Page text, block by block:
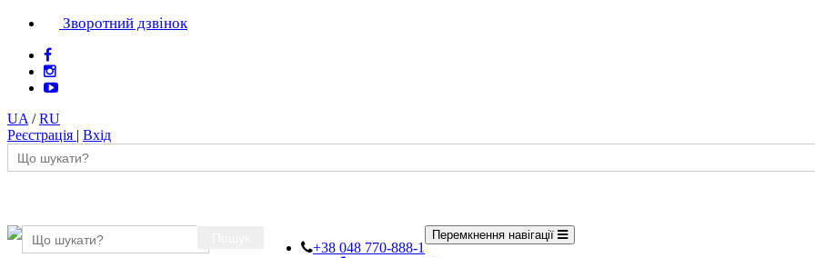
Зворотний дзвінок
UA /RU
Реєстрація | Вхід
+38 048 770-888-1
Перемкнення навігації